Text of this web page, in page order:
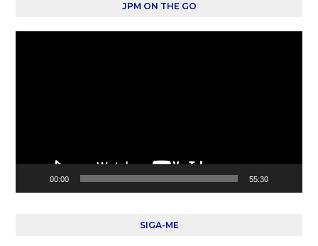
JPM ON THE GO
00:00 55:30
SIGA-ME